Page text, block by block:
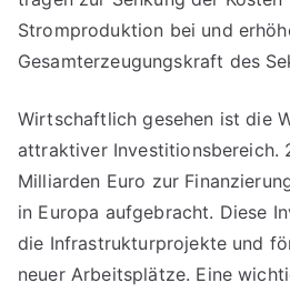
Stromproduktion bei und
Gesamterzeugungskraft des
Wirtschaftlich gesehen ist die
attraktiver Investitionsbereich.
Milliarden Euro zur
in Europa aufgebracht. Diese
die Infrastrukturprojekte und
neuer Arbeitsplätze. Eine